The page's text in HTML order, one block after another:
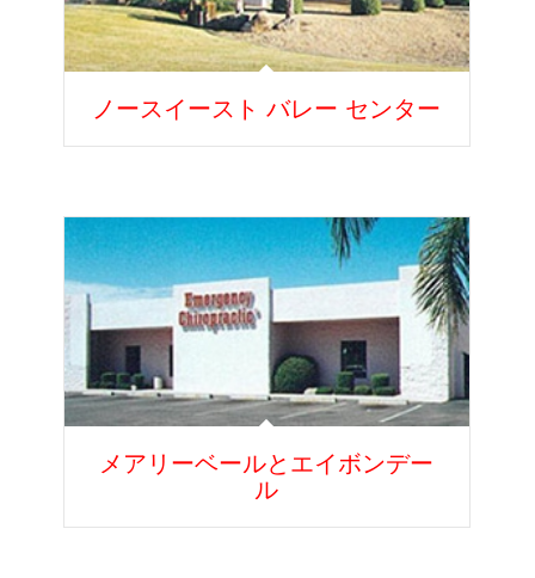
ノースイースト バレー センター
メアリーベールとエイボンデー
ル